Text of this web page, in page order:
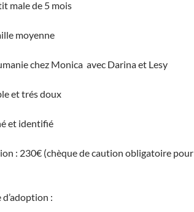
male de 5 mois
moyenne
chez Monica avec Darina et Lesy
et trés doux
et identifié
: 230€ (chèque de caution obligatoire pour
: